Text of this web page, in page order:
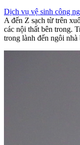
Dịch vụ vệ sinh công
A đến Z sạch từ trên
các nội thất bên trong.
trong lành đến ngôi nhà